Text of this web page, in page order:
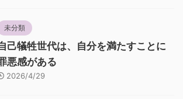
未分類
己犠牲世代は、自分を満たすことに
悪感がある
2026/4/29